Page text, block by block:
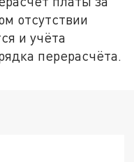
отсутствии
и учёта
перерасчёта.